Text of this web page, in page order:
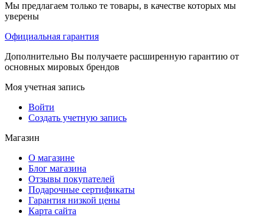
Мы предлагаем только те товары, в качестве которых мы
уверены
Официальная гарантия
Дополнительно Вы получаете расширенную гарантию от
основных мировых брендов
Моя учетная запись
Войти
Создать учетную запись
Магазин
О магазине
Блог магазина
Отзывы покупателей
Подарочные сертификаты
Гарантия низкой цены
Карта сайта